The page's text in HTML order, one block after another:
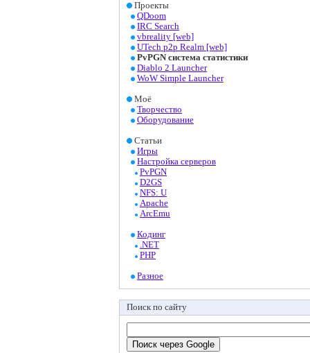
Проекты
QDoom
IRC Search
vbreality [web]
UTech p2p Realm [web]
PvPGN система статистики
Diablo 2 Launcher
WoW Simple Launcher
Моё
Творчество
Оборудование
Статьи
Игры
Настройка серверов
PvPGN
D2GS
NFS: U
Apache
ArcEmu
Кодинг
.NET
PHP
Разное
Поиск по сайту